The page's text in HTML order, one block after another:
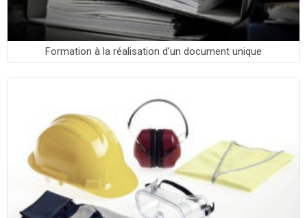
Formation à la réalisation d’un document unique